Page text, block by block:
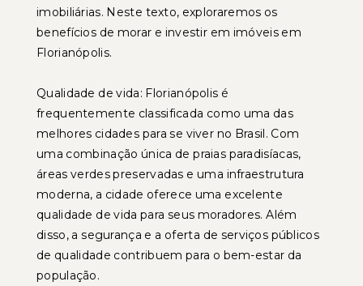
imobiliárias. Neste texto, exploraremos os
benefícios de morar e investir em imóveis em
Florianópolis.
Qualidade de vida: Florianópolis é
frequentemente classificada como uma das
melhores cidades para se viver no Brasil. Com
uma combinação única de praias paradisíacas,
áreas verdes preservadas e uma infraestrutura
moderna, a cidade oferece uma excelente
qualidade de vida para seus moradores. Além
disso, a segurança e a oferta de serviços públicos
de qualidade contribuem para o bem-estar da
população.